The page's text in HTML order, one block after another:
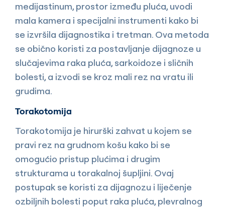
medijastinum, prostor između pluća, uvodi
mala kamera i specijalni instrumenti kako bi
se izvršila dijagnostika i tretman. Ova metoda
se obično koristi za postavljanje dijagnoze u
slučajevima raka pluća, sarkoidoze i sličnih
bolesti, a izvodi se kroz mali rez na vratu ili
grudima.
Torakotomija
Torakotomija je hirurški zahvat u kojem se
pravi rez na grudnom košu kako bi se
omogućio pristup plućima i drugim
strukturama u torakalnoj šupljini. Ovaj
postupak se koristi za dijagnozu i liječenje
ozbiljnih bolesti poput raka pluća, plevralnog